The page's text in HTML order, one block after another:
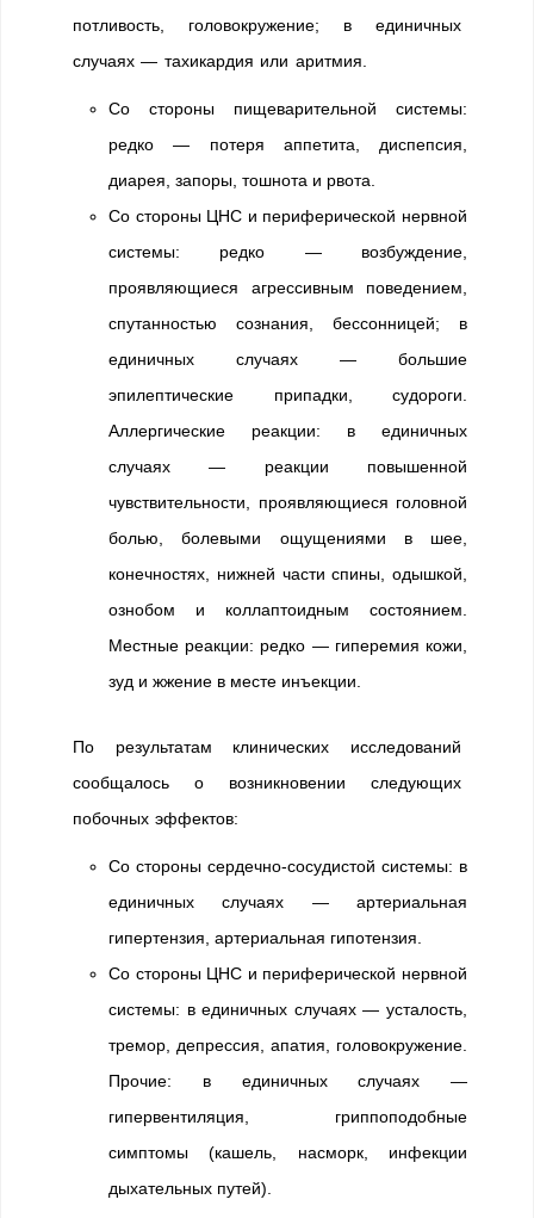
потливость, головокружение; в единичных
случаях — тахикардия или аритмия.
Со стороны пищеварительной системы:
редко — потеря аппетита, диспепсия,
диарея, запоры, тошнота и рвота.
Со стороны ЦНС и периферической нервной
системы: редко — возбуждение,
проявляющиеся агрессивным поведением,
спутанностью сознания, бессонницей; в
единичных случаях — большие
эпилептические припадки, судороги.
Аллергические реакции: в единичных
случаях — реакции повышенной
чувствительности, проявляющиеся головной
болью, болевыми ощущениями в шее,
конечностях, нижней части спины, одышкой,
ознобом и коллаптоидным состоянием.
Местные реакции: редко — гиперемия кожи,
зуд и жжение в месте инъекции.
По результатам клинических исследований
сообщалось о возникновении следующих
побочных эффектов:
Со стороны сердечно-сосудистой системы: в
единичных случаях — артериальная
гипертензия, артериальная гипотензия.
Со стороны ЦНС и периферической нервной
системы: в единичных случаях — усталость,
тремор, депрессия, апатия, головокружение.
Прочие: в единичных случаях —
гипервентиляция, гриппоподобные
симптомы (кашель, насморк, инфекции
дыхательных путей).